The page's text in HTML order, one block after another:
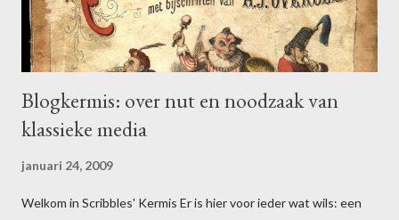
n
Blogkermis: over nut en noodzaak van
klassieke media
januari 24, 2009
Welkom in Scribbles' Kermis Er is hier voor ieder wat wils: een